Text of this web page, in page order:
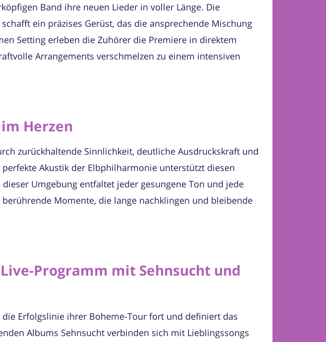
Band ihre neuen Lieder in voller Länge. Die
ein präzises Gerüst, das die ansprechende Mischung
Setting erleben die Zuhörer die Premiere in direktem
Arrangements verschmelzen zu einem intensiven
Herzen
zurückhaltende Sinnlichkeit, deutliche Ausdruckskraft und
Akustik der Elbphilharmonie unterstützt diesen
Umgebung entfaltet jeder gesungene Ton und jede
Momente, die lange nachklingen und bleibende
Programm mit Sehnsucht und
Erfolgslinie ihrer Boheme-Tour fort und definiert das
Albums Sehnsucht verbinden sich mit Lieblingssongs